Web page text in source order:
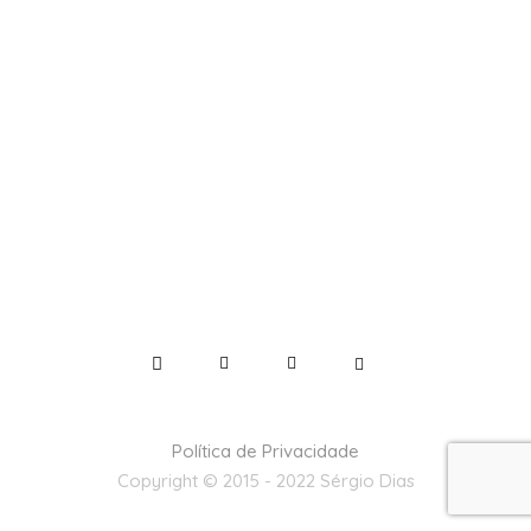
Política de Privacidade
Copyright © 2015 - 2022 Sérgio Dias